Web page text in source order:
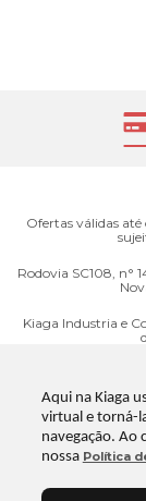
Aqui na Kiaga
virtual e torná-
navegação. Ao
nossa Política
Ofertas válidas até
Rodovia SC108, n°
Kiaga Industria e